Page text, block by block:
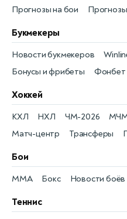
Прогнозы на бои
Букмекеры
Бонусы и фрибеты
Новости букмекеров
Фонбет
Хоккей
КХЛ
Матч-центр
НХЛ
Трансферы
ЧМ-2026
Бои
Новости боёв
MMA Бокс
Теннис